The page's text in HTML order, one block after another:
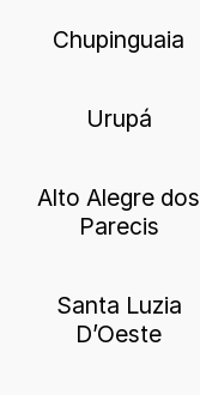
Chupinguaia
Urupá
Alto Alegre dos
Parecis
Santa Luzia
D’Oeste